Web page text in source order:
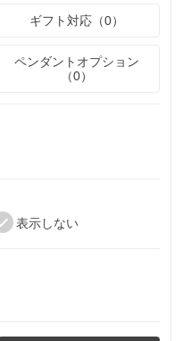
ギフト対応（0）
ペンダントオプション
（0）
表示しない